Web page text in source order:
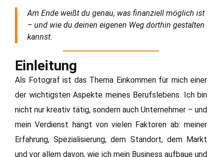
Am Ende weißt du genau, was finanziell möglich ist
– und wie du deinen eigenen Weg dorthin gestalten
kannst.
Einleitung
Als Fotograf ist das Thema Einkommen für mich einer
der wichtigsten Aspekte meines Berufslebens. Ich bin
nicht nur kreativ tätig, sondern auch Unternehmer – und
mein Verdienst hängt von vielen Faktoren ab: meiner
Erfahrung, Spezialisierung, dem Standort, dem Markt
und vor allem davon, wie ich mein Business aufbaue und